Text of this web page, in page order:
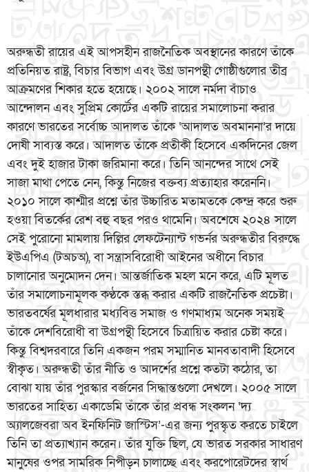
অরুন্ধতী রায়ের এই আপসহীন রাজনৈতিক অবস্থানের কারণে তাঁকে
প্রতিনিয়ত রাষ্ট্র, বিচার বিভাগ এবং উগ্র ডানপন্থী গোষ্ঠীগুলোর তীব্র
আক্রমণের শিকার হতে হয়েছে। ২০০২ সালে নর্মদা বাঁচাও
আন্দোলন এবং সুপ্রিম কোর্টের একটি রায়ের সমালোচনা করার
কারণে ভারতের সর্বোচ্চ আদালত তাঁকে ‘আদালত অবমাননা’র দায়ে
দোষী সাব্যস্ত করে। আদালত তাঁকে প্রতীকী হিসেবে একদিনের জেল
এবং দুই হাজার টাকা জরিমানা করে। তিনি আনন্দের সাথে সেই
সাজা মাথা পেতে নেন, কিন্তু নিজের বক্তব্য প্রত্যাহার করেননি।
২০১০ সালে কাশ্মীর প্রশ্নে তাঁর উচ্চারিত মতামতকে কেন্দ্র করে শুরু
হওয়া বিতর্কের রেশ বহু বছর পরও থামেনি। অবশেষে ২০২৪ সালে
সেই পুরোনো মামলায় দিল্লির লেফটেন্যান্ট গভর্নর অরুন্ধতীর বিরুদ্ধে
ইউএপিএ (টঅচঅ), বা সন্ত্রাসবিরোধী আইনের অধীনে বিচার
চালানোর অনুমোদন দেন। আন্তর্জাতিক মহল মনে করে, এটি মূলত
তাঁর সমালোচনামূলক কণ্ঠকে স্তব্ধ করার একটি রাজনৈতিক প্রচেষ্টা।
ভারতবর্ষের মূলধারার মধ্যবিত্ত সমাজ ও গণমাধ্যম অনেক সময়ই
তাঁকে দেশবিরোধী বা উগ্রপন্থী হিসেবে চিত্রায়িত করার চেষ্টা করে।
কিন্তু বিশ্বদরবারে তিনি একজন পরম সম্মানিত মানবতাবাদী হিসেবে
স্বীকৃত। অরুন্ধতী তাঁর নীতি ও আদর্শের প্রশ্নে কতটা কঠোর, তা
বোঝা যায় তাঁর পুরস্কার বর্জনের সিদ্ধান্তগুলো দেখলে। ২০০৫ সালে
ভারতের সাহিত্য একাডেমি তাঁকে তাঁর প্রবন্ধ সংকলন ‘দ্য
অ্যালজেবরা অব ইনফিনিট জাস্টিস’-এর জন্য পুরস্কৃত করতে চাইলে
তিনি তা প্রত্যাখ্যান করেন। তাঁর যুক্তি ছিল, যে ভারত সরকার সাধারণ
মানুষের ওপর সামরিক নিপীড়ন চালাচ্ছে এবং করপোরেটদের স্বার্থ